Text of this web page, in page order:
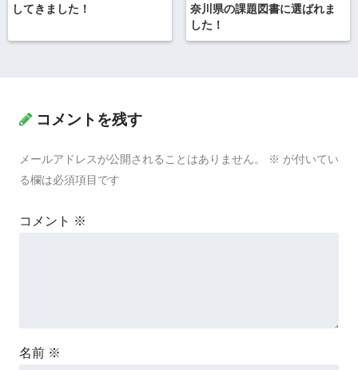
してきました！
奈川県の課題図書に選ばれま
した！
コメントを残す
メールアドレスが公開されることはありません。 ※ が付いてい
る欄は必須項目です
コメント ※
名前 ※